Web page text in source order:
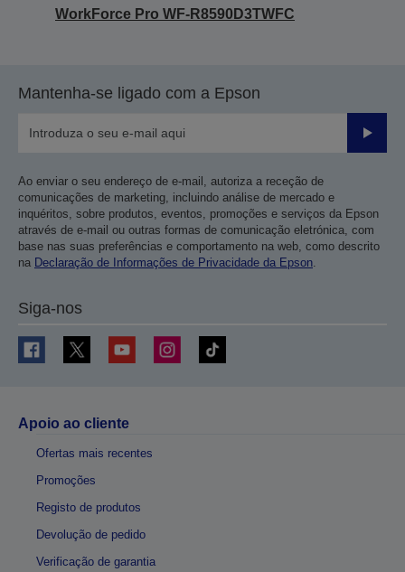
WorkForce Pro WF-R8590D3TWFC
Mantenha-se ligado com a Epson
Enviar
Ao enviar o seu endereço de e-mail, autoriza a receção de
comunicações de marketing, incluindo análise de mercado e
inquéritos, sobre produtos, eventos, promoções e serviços da Epson
através de e-mail ou outras formas de comunicação eletrónica, com
base nas suas preferências e comportamento na web, como descrito
na Declaração de Informações de Privacidade da Epson.
Siga-nos
Apoio ao cliente
Ofertas mais recentes
Promoções
Registo de produtos
Devolução de pedido
Verificação de garantia